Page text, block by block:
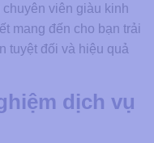
viên giàu kinh
mang đến cho bạn trải
tuyệt đối và hiệu quả
dịch vụ